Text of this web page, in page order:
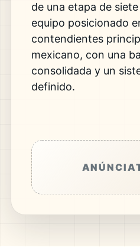
de una etapa de
equipo posicionado
contendientes
mexicano, con una
consolidada y un
definido.